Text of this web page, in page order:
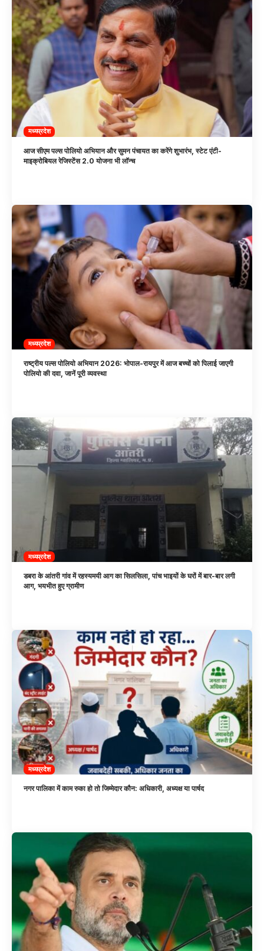
मध्यप्रदेश
आज सीएम पल्स पोलियो अभियान और सुमन पंचायत का करेंगे शुभारंभ, स्टेट एंटी-
माइक्रोबियल रेजिस्टेंस 2.0 योजना भी लॉन्च
मध्यप्रदेश
राष्ट्रीय पल्स पोलियो अभियान 2026: भोपाल-रायपुर में आज बच्चों को पिलाई जाएगी
पोलियो की दवा, जानें पूरी व्यवस्था
मध्यप्रदेश
डबरा के आंतरी गांव में रहस्यमयी आग का सिलसिला, पांच भाइयों के घरों में बार-बार लगी
आग, भयभीत हुए ग्रामीण
मध्यप्रदेश
नगर पालिका में काम रुका हो तो जिम्मेदार कौन: अधिकारी, अध्यक्ष या पार्षद